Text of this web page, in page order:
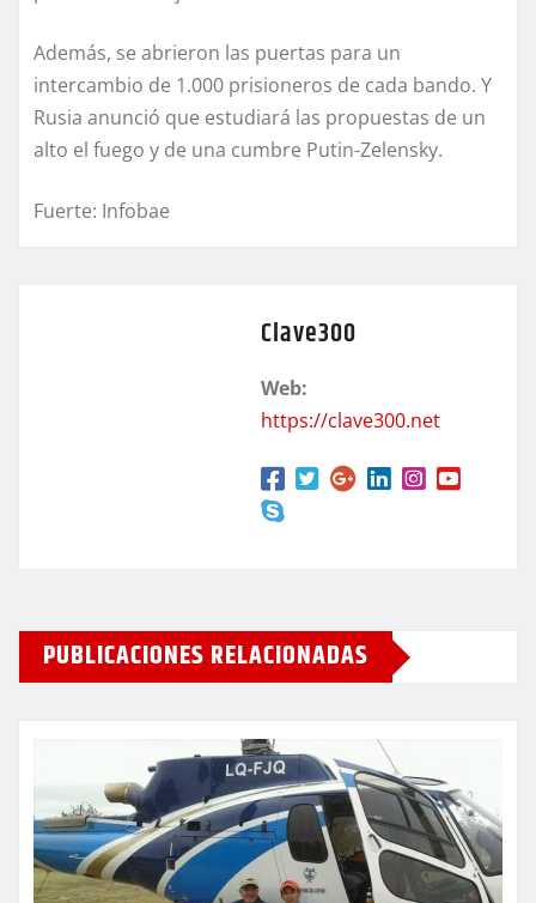
Además, se abrieron las puertas para un
intercambio de 1.000 prisioneros de cada bando. Y
Rusia anunció que estudiará las propuestas de un
alto el fuego y de una cumbre Putin-Zelensky.
Fuerte: Infobae
Clave300
Web:
https://clave300.net
PUBLICACIONES RELACIONADAS